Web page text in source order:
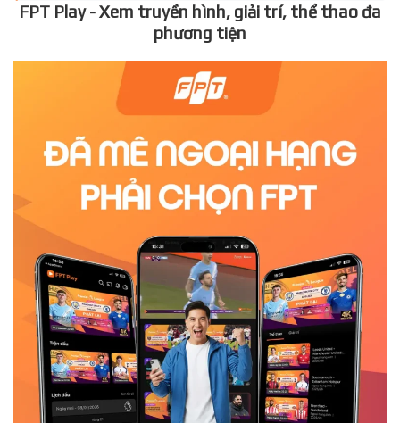
FPT Play - Xem truyền hình, giải trí, thể thao đa
phương tiện